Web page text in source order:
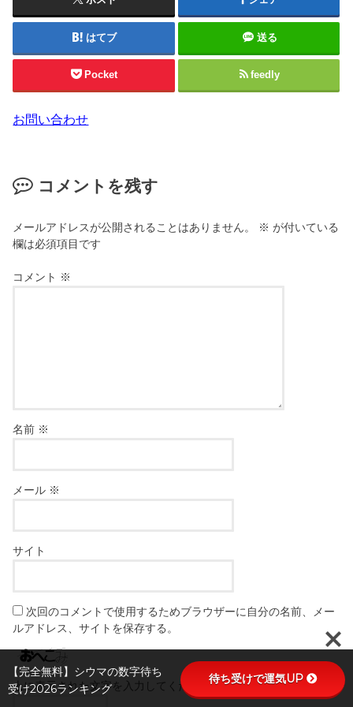
はてブ 送る
Pocket feedly
お問い合わせ
コメントを残す
メールアドレスが公開されることはありません。 ※ が付いている
欄は必須項目です
コメント ※
名前 ※
メール ※
サイト
次回のコメントで使用するためブラウザーに自分の名前、メー
ルアドレス、サイトを保存する。
上に表示された文字を入力してください。
【完全無料】シウマの数字待ち
受け2026ランキング
待ち受けで運気UP